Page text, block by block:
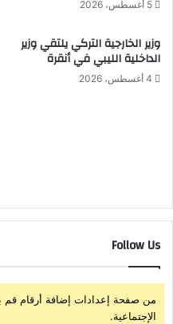
و
ا
ل
ت
ق
ف
ق
5 أغسطس، 2026
وزير الخارجية التركي يلتقي وزير
الداخلية الليبي في أنقرة
4 أغسطس، 2026
Follow Us
من صفحة إعدادات إضافة أرقام قم
الإجتماعية.